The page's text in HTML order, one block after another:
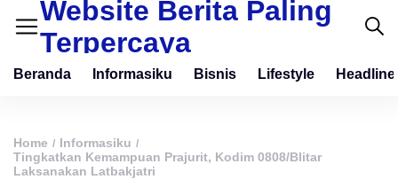
Website Berita Paling
Terpercaya
Beranda Informasiku Bisnis Lifestyle Headline
Home / Informasiku /
Tingkatkan Kemampuan Prajurit, Kodim 0808/Blitar
Laksanakan Latbakjatri